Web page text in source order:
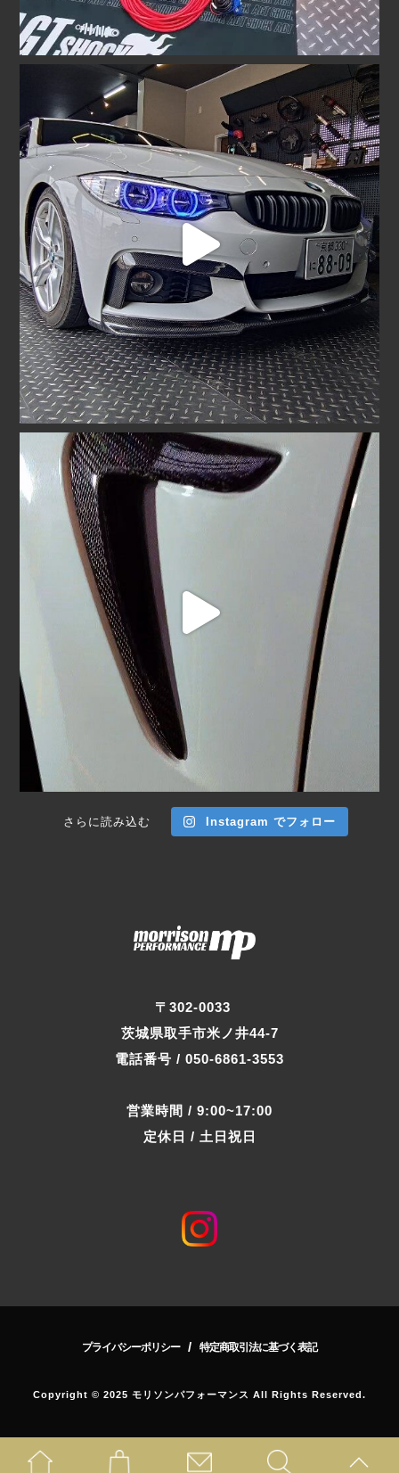
〒302-0033
茨城県取手市米ノ井44-7
電話番号 / 050-6861-3553
営業時間 / 9:00~17:00
定休日 / 土日祝日
さらに読み込む Instagram でフォロー
プライバシーポリシー / 特定商取引法に基づく表記
Copyright © 2025 モリソンパフォーマンス All Rights Reserved.